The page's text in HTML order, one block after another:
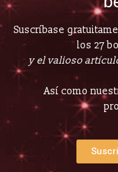
Suscríbase
los 27
y el valioso
Así como